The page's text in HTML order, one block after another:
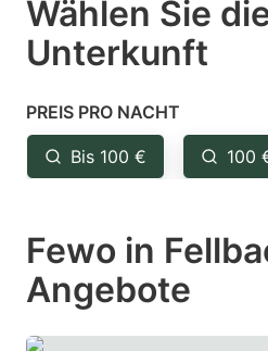
select
a
Press
the
question
key
to
get
Wählen Sie
Unterkunft
PREIS PRO NACHT
Bis 100 € 100
Fewo in
Angebote